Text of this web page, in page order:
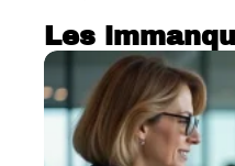
Les